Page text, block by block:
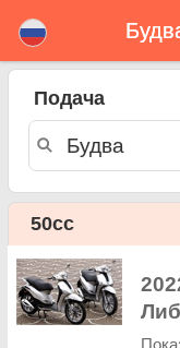
Будва
Будва прокат скутеров - ставки аренды.
бронирования на сайте. Мгновенно можно
оснащение для верховой езды,
Подача
50cc